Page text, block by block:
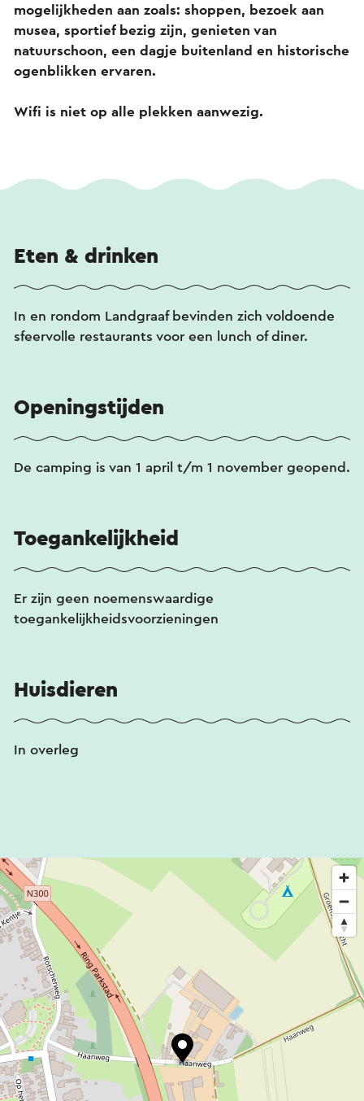
mogelijkheden aan zoals: shoppen, bezoek aan
musea, sportief bezig zijn, genieten van
natuurschoon, een dagje buitenland en historische
ogenblikken ervaren.
Wifi is niet op alle plekken aanwezig.
Eten & drinken
In en rondom Landgraaf bevinden zich voldoende
sfeervolle restaurants voor een lunch of diner.
Openingstijden
De camping is van 1 april t/m 1 november geopend.
Toegankelijkheid
Er zijn geen noemenswaardige
toegankelijkheidsvoorzieningen
Huisdieren
In overleg